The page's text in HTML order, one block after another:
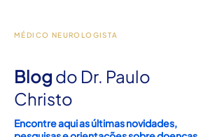
MÉDICO NEUROLOGISTA
Blog do Dr. Paulo
Christo
Encontre aqui as últimas novidades,